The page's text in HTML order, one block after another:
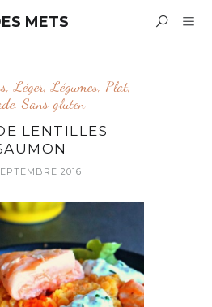
METS
,Léger,Légumes, Plat,
,Sans gluten
LENTILLES
2016